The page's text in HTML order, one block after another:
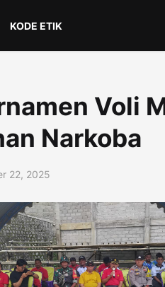
KODE ETIK
Voli
Narkoba
22, 2025